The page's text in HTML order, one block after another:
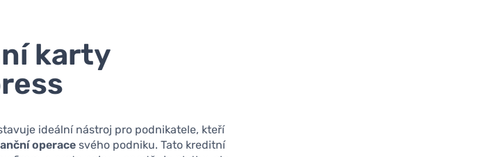
karty
ideální nástroj pro podnikatele, kteří
operace svého podniku. Tato kreditní